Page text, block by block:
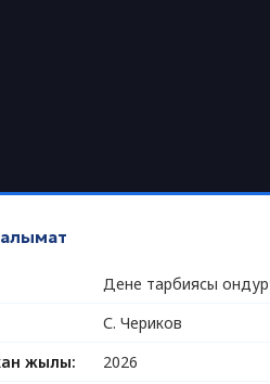
Дене тарбиясы
С. Чериков
жылы:
2026